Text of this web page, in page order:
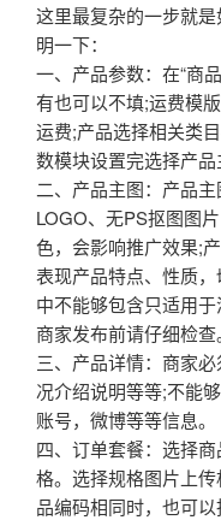
这里最复杂的一步就
明一下：
一、产品参数：在“商
有也可以不填;运费模
运费;产品选择相关类
数模块设置完选择产品
二、产品主图：产品
LOGO、无PS抠图图
色，会影响推广效果;
表现产品特点、性质
中不能够包含只适用于
商家发布前请仔细检查。
三、产品详情：商家
况介绍说明等等;不能
账号，微博等等信息。
四、订单套餐：选择
格。选择规格图片上
品编码相同时，也可